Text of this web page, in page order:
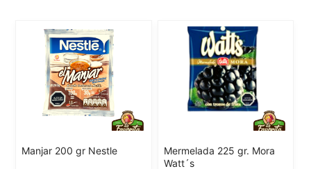
Manjar 200 gr Nestle
Mermelada 225 gr. Mora
Watt´s